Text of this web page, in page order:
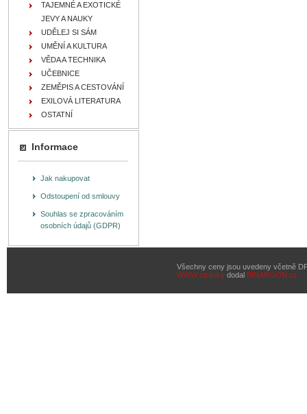
TAJEMNÉ A EXOTICKÉ
JEVY A NAUKY
UDĚLEJ SI SÁM
UMĚNÍ A KULTURA
VĚDA A TECHNIKA
UČEBNICE
ZEMĚPIS A CESTOVÁNÍ
EXILOVÁ LITERATURA
OSTATNÍ
Informace
Jak nakupovat
Odstoupení od smlouvy
Souhlas se zpracováním
osobních údajů (GDPR)
Všechny ceny jsou uvedeny včetně
WWW stránkydodal BINARGON.cz